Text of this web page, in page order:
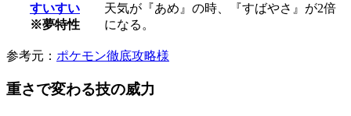
すいすい
※夢特性
天気が『あめ』の時、『すばやさ』が2倍
になる。
参考元： ポケモン徹底攻略様
重さで変わる技の威力